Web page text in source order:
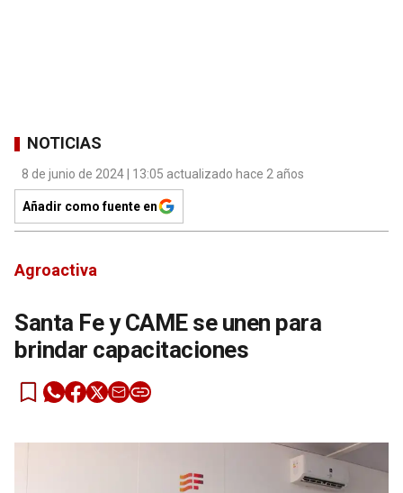
NOTICIAS
8 de junio de 2024 | 13:05 actualizado hace 2 años
Añadir como fuente en
Agroactiva
Santa Fe y CAME se unen para
brindar capacitaciones